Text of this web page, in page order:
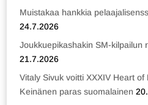
Muistakaa hankkia
24.7.2026
Joukkuepikashakin SM-kilpailun
21.7.2026
Vitaly Sivuk voitti XXXIV Heart
Keinänen paras suomalainen